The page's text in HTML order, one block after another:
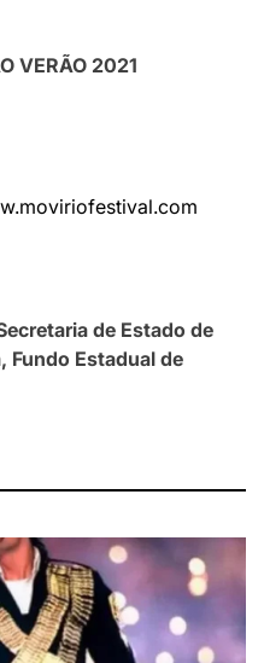
VERÃO 2021
de Estado de
Fundo Estadual de